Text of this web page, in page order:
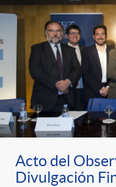
Acto del
Divulgación